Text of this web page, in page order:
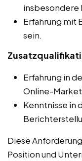
insbesondere
Erfahrung mit
sein.
Erfahrung in
Online-
Kenntnisse in
Diese
Position und